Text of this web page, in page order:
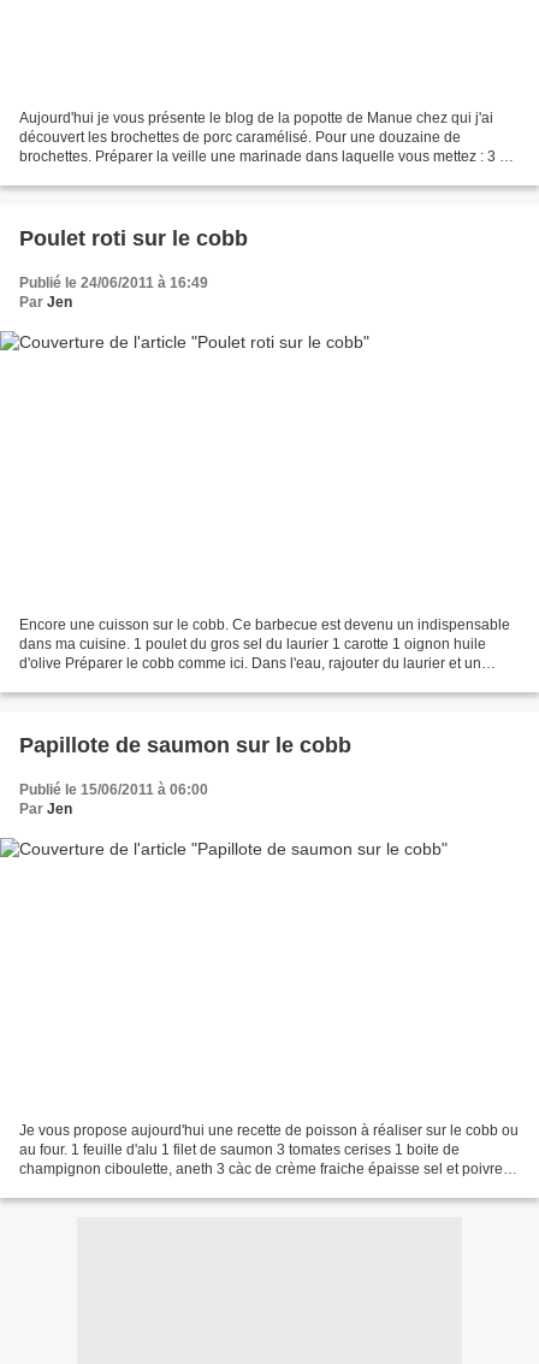
Aujourd'hui je vous présente le blog de la popotte de Manue chez qui j'ai
découvert les brochettes de porc caramélisé. Pour une douzaine de
brochettes. Préparer la veille une marinade dans laquelle vous mettez : 3 CS
Poulet roti sur le cobb
Publié le 24/06/2011 à 16:49
Par Jen
Encore une cuisson sur le cobb. Ce barbecue est devenu un indispensable
dans ma cuisine. 1 poulet du gros sel du laurier 1 carotte 1 oignon huile
d'olive Préparer le cobb comme ici. Dans l'eau, rajouter du laurier et un
Papillote de saumon sur le cobb
Publié le 15/06/2011 à 06:00
Par Jen
Je vous propose aujourd'hui une recette de poisson à réaliser sur le cobb ou
au four. 1 feuille d'alu 1 filet de saumon 3 tomates cerises 1 boite de
champignon ciboulette, aneth 3 càc de crème fraiche épaisse sel et poivre